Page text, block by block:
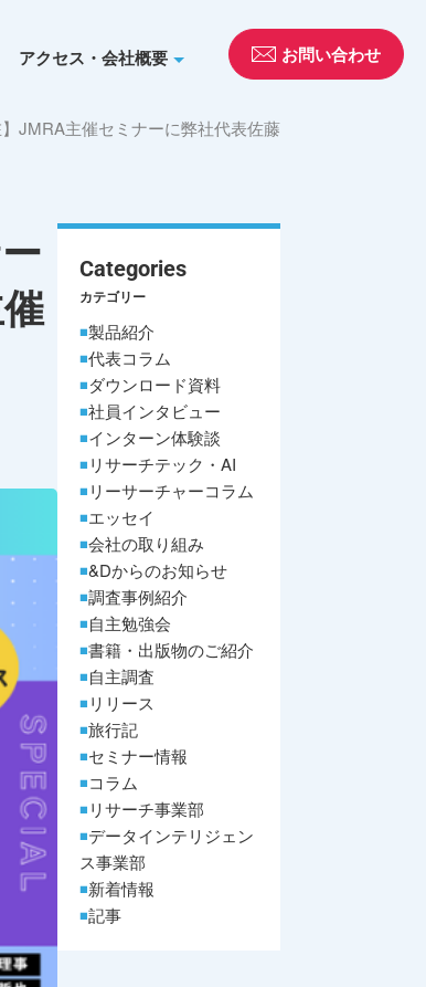
アクセス・会社概要 お問い合わせ
JMRA主催セミナーに弊社代表佐藤
Categories
カテゴリー
製品紹介
代表コラム
ダウンロード資料
社員インタビュー
インターン体験談
リサーチテック・AI
リーサーチャーコラム
エッセイ
会社の取り組み
&Dからのお知らせ
調査事例紹介
自主勉強会
書籍・出版物のご紹介
自主調査
リリース
旅行記
セミナー情報
コラム
リサーチ事業部
データインテリジェン
ス事業部
新着情報
記事